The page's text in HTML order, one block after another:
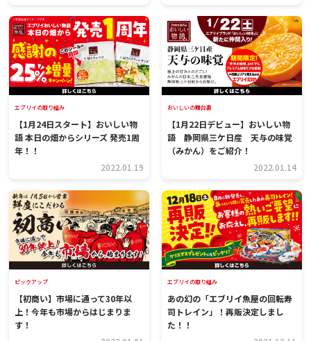
エブリイの取り組み
【1月24日スタート】おいしい物
語 本日の畑からシリーズ 発売1周
年！！
2022.01.19
おいしいの舞台裏
【1月22日デビュー】おいしい物
語 静岡県三ケ日産 天与の味覚
（みかん）をご紹介！
2022.01.14
ピックアップ
【初商い】市場に通って30年以
上！今年も市場からはじまりま
す！
エブリイの取り組み
あの幻の「エブリイ魚屋の回転寿
司トレイン」！再販決定しまし
た！！